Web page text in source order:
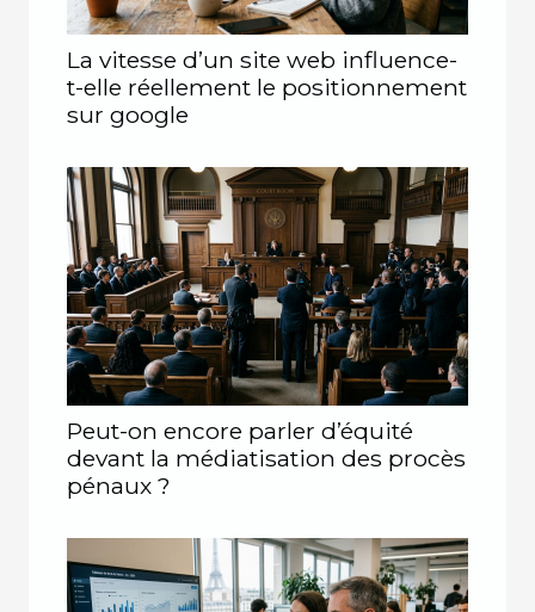
La vitesse d’un site web influence-
t-elle réellement le positionnement
sur google
Peut-on encore parler d’équité
devant la médiatisation des procès
pénaux ?